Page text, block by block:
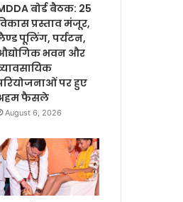
बोर्ड बैठक: 25
प्रस्ताव मंजूर,
पूलिंग, पर्यटन,
भवन और
पर हुए
फैसले
August 6, 2026